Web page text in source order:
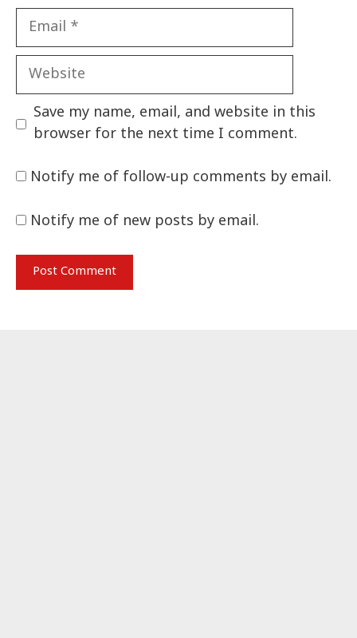
Email
Website
Save my name, email, and website in this
browser for the next time I comment.
Notify me of follow-up comments by email.
Notify me of new posts by email.